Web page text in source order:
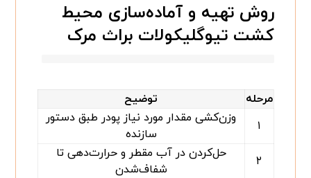
روش تهیه و آماده‌سازی محیط
کشت تیوگلیکولات براث مرک
مرحله
توضیح
۱
وزن‌کشی مقدار مورد نیاز پودر طبق دستور
سازنده
۲
حل‌کردن در آب مقطر و حرارت‌دهی تا
شفاف‌شدن